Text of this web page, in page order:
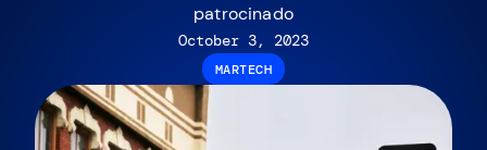
patrocinado
October 3, 2023
MARTECH